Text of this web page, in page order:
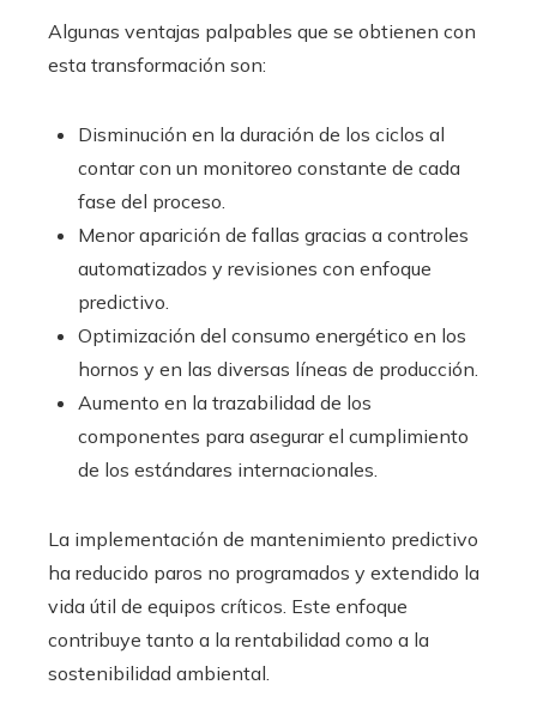
Algunas ventajas palpables que se obtienen con
esta transformación son:
Disminución en la duración de los ciclos al
contar con un monitoreo constante de cada
fase del proceso.
Menor aparición de fallas gracias a controles
automatizados y revisiones con enfoque
predictivo.
Optimización del consumo energético en los
hornos y en las diversas líneas de producción.
Aumento en la trazabilidad de los
componentes para asegurar el cumplimiento
de los estándares internacionales.
La implementación de mantenimiento predictivo
ha reducido paros no programados y extendido la
vida útil de equipos críticos. Este enfoque
contribuye tanto a la rentabilidad como a la
sostenibilidad ambiental.